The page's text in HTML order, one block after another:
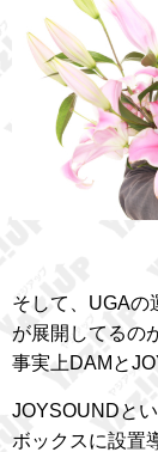
そして、UGAの
が展開してるの
事実上DAMと
JOYSOUNDと
ボックスに設置